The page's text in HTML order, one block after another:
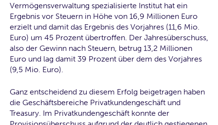
Vermögensverwaltung spezialisierte Institut hat ein
Ergebnis vor Steuern in Höhe von 16,9 Millionen Euro
erzielt und damit das Ergebnis des Vorjahres (11,6 Mio.
Euro) um 45 Prozent übertroffen. Der Jahresüberschuss,
also der Gewinn nach Steuern, betrug 13,2 Millionen
Euro und lag damit 39 Prozent über dem des Vorjahres
(9,5 Mio. Euro).
Ganz entscheidend zu diesem Erfolg beigetragen haben
die Geschäftsbereiche Privatkundengeschäft und
Treasury. Im Privatkundengeschäft konnte der